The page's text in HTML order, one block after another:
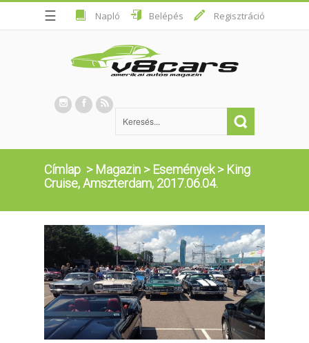
☰ Napló Belépés Regisztráció
Címlap > Magazin > Események> King
Cruise, Amszterdam, 2017.06.04.